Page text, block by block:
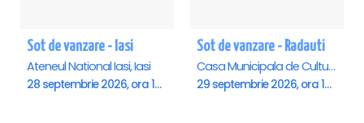
Sot de vanzare - Iasi
Ateneul National Iasi, Iasi
28 septembrie 2026, ora 19:00
Sot de vanzare - Radauti
Casa Municipala de Cultura, Radauti
29 septembrie 2026, ora 19:00